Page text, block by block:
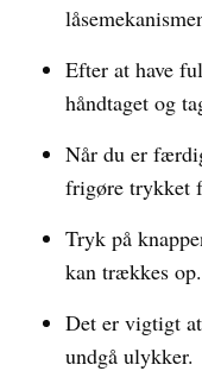
Efter at have
håndtaget og
Når du er
frigøre trykket
Tryk på
kan trækkes op.
Det er vigtigt
undgå ulykker.